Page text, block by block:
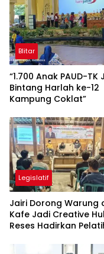
Blitar
“1.700 Anak PAUD-TK
Bintang Harlah ke-12
Kampung Coklat”
Legislatif
Jairi Dorong Warung
Kafe Jadi Creative
Reses Hadirkan